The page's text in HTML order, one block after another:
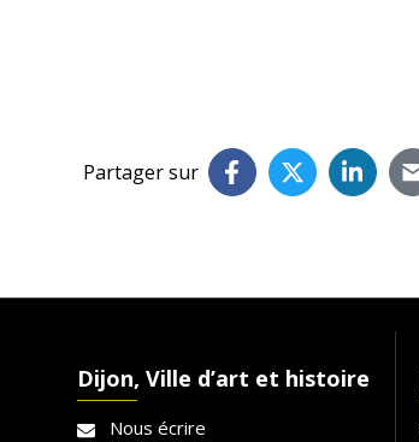
Partager sur
Dijon, Ville d’art et histoire
Nous écrire